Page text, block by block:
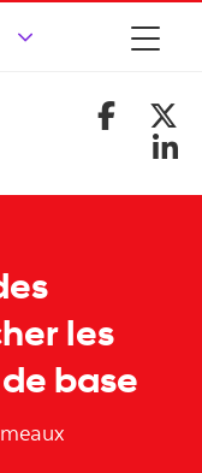
les
base